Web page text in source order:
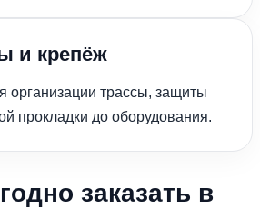
и крепёж
организации трассы, защиты
прокладки до оборудования.
заказать в